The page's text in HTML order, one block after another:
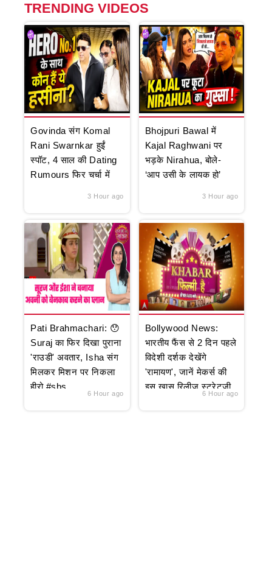
TRENDING VIDEOS
Govinda संग Komal
Rani Swarnkar हुईं
स्पॉट, 4 साल की Dating
Rumours फिर चर्चा में
3 Hour ago
Bhojpuri Bawal में
Kajal Raghwani पर
भड़के Nirahua, बोले-
‘आप उसी के लायक हो’
3 Hour ago
Pati Brahmachari: 😯
Suraj का फिर दिखा पुराना
'राउडी' अवतार, Isha संग
मिलकर मिशन पर निकला
हीरो #sbs
6 Hour ago
Bollywood News:
भारतीय फैंस से 2 दिन पहले
विदेशी दर्शक देखेंगे
'रामायण', जानें मेकर्स की
इस खास रिलीज स्ट्रेटजी
6 Hour ago